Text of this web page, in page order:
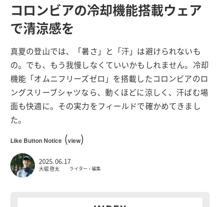
コロンビアの冷却機能搭載ウェア
で清涼感を
真夏の登山では、「暑さ」と「汗」は避けられないも
の。でも、もう我慢しなくていいかもしれません。冷却
機能「オムニフリーズゼロ」を搭載したコロンビアのロ
ングスリーブシャツなら、動くほどに涼しく、汗ばむ場
面も快適に。その実力をフィールドで確かめてきまし
た。
Like Button Notice(view)
2025.06.17
大堀 啓太 ライター・編集